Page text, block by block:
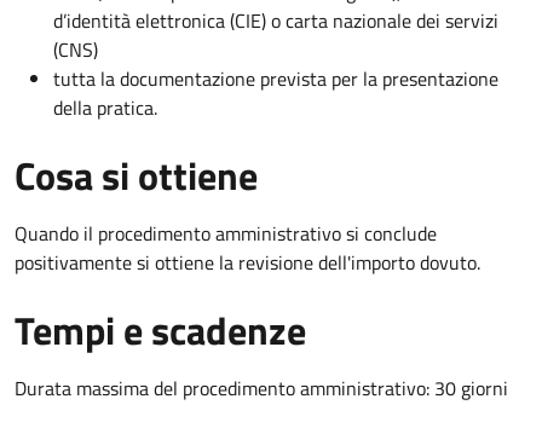
d’identità elettronica (CIE) o carta nazionale dei servizi
(CNS)
tutta la documentazione prevista per la presentazione
della pratica.
Cosa si ottiene
Quando il procedimento amministrativo si conclude
positivamente si ottiene la revisione dell'importo dovuto.
Tempi e scadenze
Durata massima del procedimento amministrativo: 30 giorni